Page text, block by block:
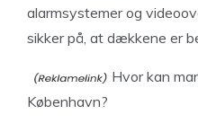
alarmsystemer og
sikker på, at dækkene er
Hvor kan
København?